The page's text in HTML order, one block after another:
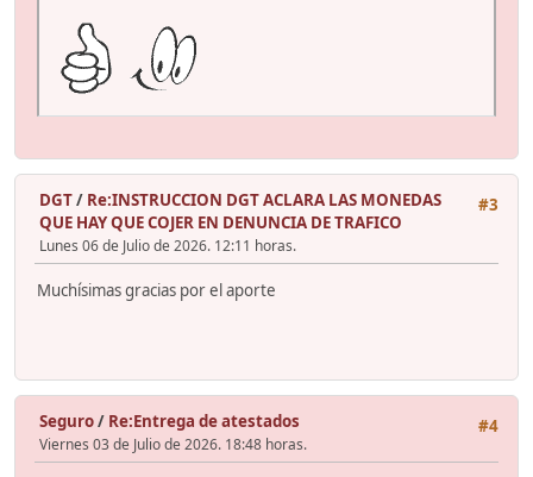
#3
DGT/ Re:INSTRUCCION DGT ACLARA LAS MONEDAS
QUE HAY QUE COJER EN DENUNCIA DE TRAFICO
Lunes 06 de Julio de 2026. 12:11 horas.
Muchísimas gracias por el aporte
#4
Seguro/ Re:Entrega de atestados
Viernes 03 de Julio de 2026. 18:48 horas.